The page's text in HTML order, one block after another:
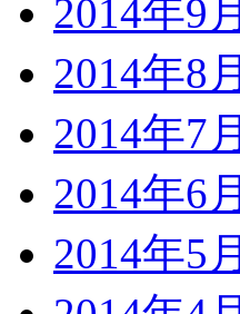
2014年9月
2014年8月
2014年7月
2014年6月
2014年5月